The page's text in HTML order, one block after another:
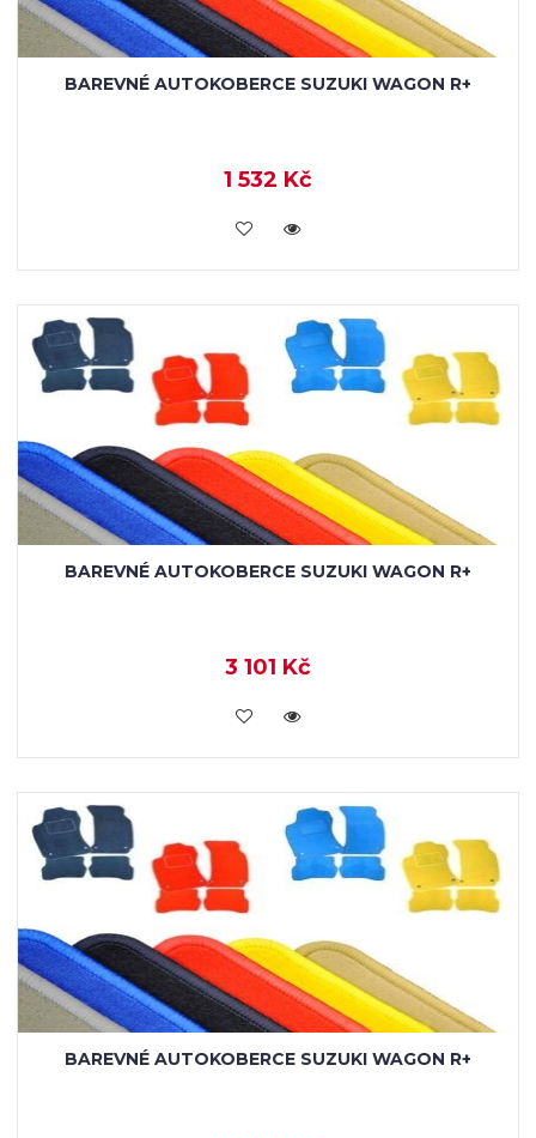
BAREVNÉ AUTOKOBERCE SUZUKI WAGON R+
1 532 Kč
KOUPIT
BAREVNÉ AUTOKOBERCE SUZUKI WAGON R+
3 101 Kč
KOUPIT
BAREVNÉ AUTOKOBERCE SUZUKI WAGON R+